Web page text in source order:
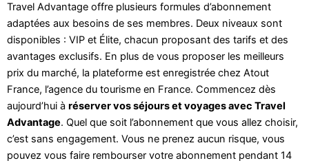
Travel Advantage offre plusieurs formules d’abonnement
adaptées aux besoins de ses membres. Deux niveaux sont
disponibles : VIP et Élite, chacun proposant des tarifs et des
avantages exclusifs. En plus de vous proposer les meilleurs
prix du marché, la plateforme est enregistrée chez Atout
France, l’agence du tourisme en France. Commencez dès
aujourd’hui à réserver vos séjours et voyages avec Travel
Advantage. Quel que soit l’abonnement que vous allez choisir,
c’est sans engagement. Vous ne prenez aucun risque, vous
pouvez vous faire rembourser votre abonnement pendant 14